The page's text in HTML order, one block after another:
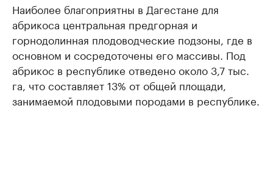
Наиболее благоприятны в Дагестане для
абрикоса центральная предгорная и
горнодолинная плодоводческие подзоны, где в
основном и сосредоточены его массивы. Под
абрикос в республике отведено около 3,7 тыс.
га, что составляет 13% от общей площади,
занимаемой плодовыми породами в республике.